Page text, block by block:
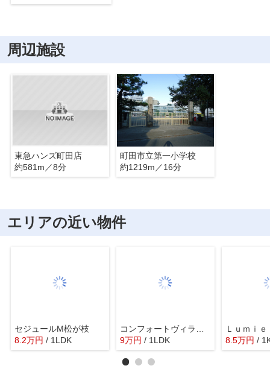
周辺施設
東急ハンズ町田店
約581m／8分
町田市立第一小学校
約1219m／16分
エリアの近い物件
セジュールM松が枝
8.2万円 / 1LDK
9万円 / 1LDK
Ｌｕｍｉ
8.5万円 /